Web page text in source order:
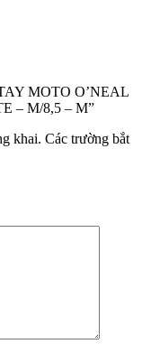
MOTO O’NEAL
– M/8,5 – M”
khai. Các trường bắt